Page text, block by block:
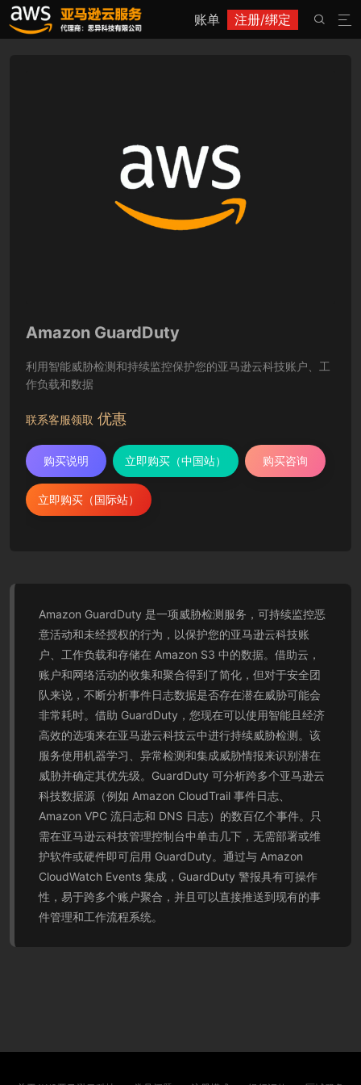
账单 注册/绑定 

Amazon GuardDuty
利用智能威胁检测和持续监控保护您的亚马逊云科技账户、工
作负载和数据
联系客服领取 优惠
购买说明 立即购买（中国站） 购买咨询
立即购买（国际站）
Amazon GuardDuty 是一项威胁检测服务，可持续监控恶
意活动和未经授权的行为，以保护您的亚马逊云科技账
户、工作负载和存储在 Amazon S3 中的数据。借助云，
账户和网络活动的收集和聚合得到了简化，但对于安全团
队来说，不断分析事件日志数据是否存在潜在威胁可能会
非常耗时。借助 GuardDuty，您现在可以使用智能且经济
高效的选项来在亚马逊云科技云中进行持续威胁检测。该
服务使用机器学习、异常检测和集成威胁情报来识别潜在
威胁并确定其优先级。GuardDuty 可分析跨多个亚马逊云
科技数据源（例如 Amazon CloudTrail 事件日志、
Amazon VPC 流日志和 DNS 日志）的数百亿个事件。只
需在亚马逊云科技管理控制台中单击几下，无需部署或维
护软件或硬件即可启用 GuardDuty。通过与 Amazon
CloudWatch Events 集成，GuardDuty 警报具有可操作
性，易于跨多个账户聚合，并且可以直接推送到现有的事
件管理和工作流程系统。